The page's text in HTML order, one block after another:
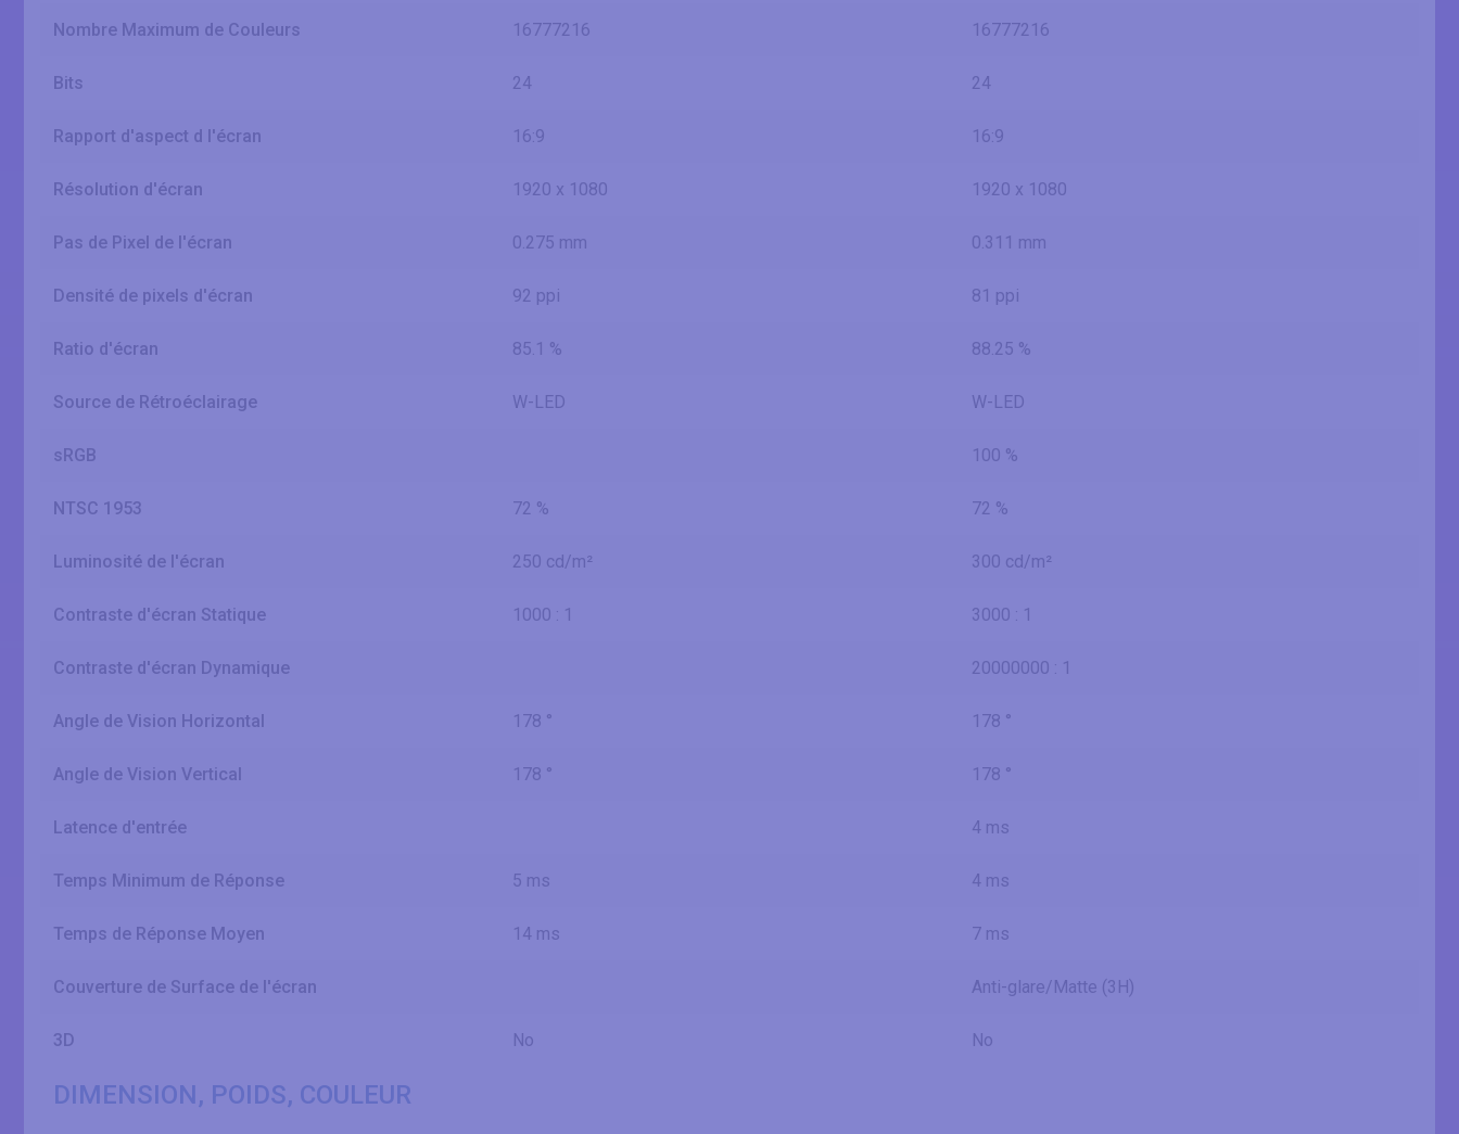
Nombre Maximum de Couleurs 16777216 16777216
Bits 24 24
Rapport d'aspect d l'écran 16:9 16:9
Résolution d'écran 1920 x 1080 1920 x 1080
Pas de Pixel de l'écran 0.275 mm 0.311 mm
Densité de pixels d'écran 92 ppi 81 ppi
Ratio d'écran 85.1 % 88.25 %
Source de Rétroéclairage W-LED W-LED
sRGB 100 %
NTSC 1953 72 % 72 %
Luminosité de l'écran 250 cd/m² 300 cd/m²
Contraste d'écran Statique 1000 : 1 3000 : 1
Contraste d'écran Dynamique 20000000 : 1
Angle de Vision Horizontal 178 ° 178 °
Angle de Vision Vertical 178 ° 178 °
Latence d'entrée 4 ms
Temps Minimum de Réponse 5 ms 4 ms
Temps de Réponse Moyen 14 ms 7 ms
Couverture de Surface de l'écran Anti-glare/Matte (3H)
3D No No
DIMENSION, POIDS, COULEUR